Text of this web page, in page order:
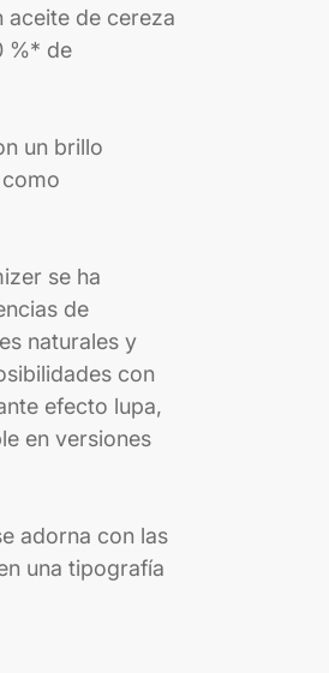
aceite de cereza
%* de
un brillo
se ha
de
naturales y
con
efecto lupa,
en versiones
adorna con las
una tipografía